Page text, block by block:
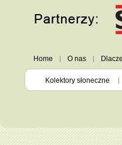
Home O nas
Kolektory słoneczne